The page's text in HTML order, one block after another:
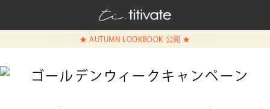
★ AUTUMN LOOKBOOK 公開 ★
均一SALE対象 ＼2点で更に10%OFFクーポン／